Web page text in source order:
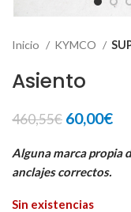
Inicio KYMCO
Asiento
460,55€ El
original
era:
60,00€El
Alguna marca propia
anclajes correctos.
Sin existencias